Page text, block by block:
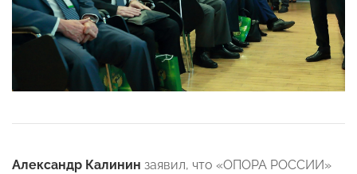
Александр Калинин заявил, что «ОПОРА РОССИИ»